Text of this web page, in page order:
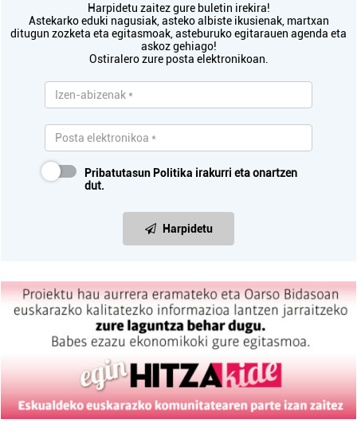
Harpidetu zaitez gure buletin irekira!
Astekarko eduki nagusiak, asteko albiste ikusienak, martxan
ditugun zozketa eta egitasmoak, asteburuko egitarauen agenda eta
askoz gehiago!
Ostiralero zure posta elektronikoan.
Pribatutasun Politika irakurri eta onartzen
dut.
Harpidetu